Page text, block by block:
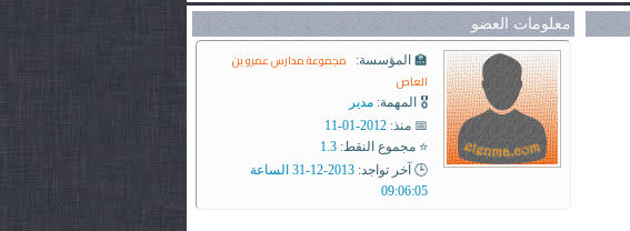
معلومات العضو
🏫 المؤسسة:
مجموعة مدارس عمرو بن
العاص
🎖️ المهمة: مدير
📅 منذ: 2012-01-11
⭐ مجموع النقط: 1.3
🕒 آخر تواجد:
2013-12-31 الساعة
09:06:05